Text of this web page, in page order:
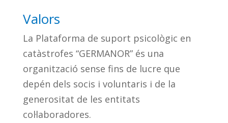
Valors
La Plataforma de suport psicològic en
catàstrofes “GERMANOR” és una
organització sense fins de lucre que
depén dels socis i voluntaris i de la
generositat de les entitats
col·laboradores.